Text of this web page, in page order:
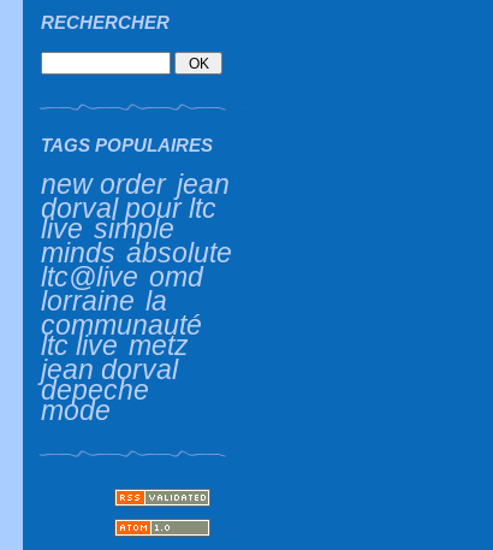
RECHERCHER
TAGS POPULAIRES
new order jean
dorval pour ltc
live simple
minds absolute
ltc@live omd
lorraine la
communauté
ltc live metz
jean dorval
depeche
mode